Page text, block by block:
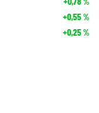
+0,55%
+0,25%